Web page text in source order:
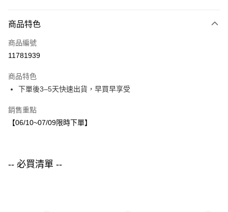
信用卡一次付款
LINE Pay
街口支付
悠遊付
每筆NT$80，滿NT$1,500(含以上)免運費
商品特色
商品編號
11781939
商品特色
下單後3–5天快速出貨，早買早享受
銷售重點
【06/10~07/09限時下單】
-- 必買清單 --